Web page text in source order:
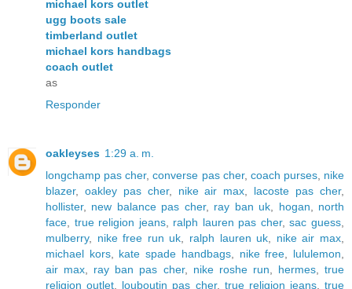
michael kors outlet
ugg boots sale
timberland outlet
michael kors handbags
coach outlet
as
Responder
oakleyses 1:29 a. m.
longchamp pas cher,converse pas cher, coach purses, nike
blazer, oakley pas cher, nike air max lacoste pas cher,
hollister, new balance pas cher, ray ban uk hogan
north
face
true religion jeans, ralph lauren pas cher,sac guess
mulberry, nike free run uk ralph lauren uk nike air max
michael kors, kate spade handbags, nike free lululemon
air max
ray ban pas cher, nike roshe run hermes,true
religion outlet
louboutin pas cher, true religion jeans, true